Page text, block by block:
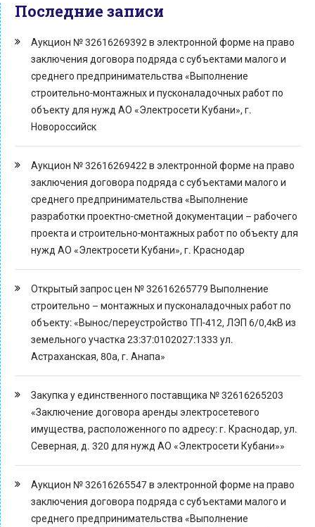
Последние записи
Аукцион № 32616269392 в электронной форме на право
заключения договора подряда с субъектами малого и
среднего предпринимательства «Выполнение
строительно-монтажных и пусконаладочных работ по
объекту для нужд АО «Электросети Кубани», г.
Новороссийск
Аукцион № 32616269422 в электронной форме на право
заключения договора подряда с субъектами малого и
среднего предпринимательства «Выполнение
разработки проектно-сметной документации – рабочего
проекта и строительно-монтажных работ по объекту для
нужд АО «Электросети Кубани», г. Краснодар
Открытый запрос цен № 32616265779 Выполнение
строительно – монтажных и пусконаладочных работ по
объекту: «Вынос/переустройство ТП-412, ЛЭП 6/0,4кВ из
земельного участка 23:37:0102027:1333 ул.
Астраханская, 80а, г. Анапа»
Закупка у единственного поставщика № 32616265203
«Заключение договора аренды электросетевого
имущества, расположенного по адресу: г. Краснодар, ул.
Северная, д. 320 для нужд АО «Электросети Кубани»»
Аукцион № 32616265547 в электронной форме на право
заключения договора подряда с субъектами малого и
среднего предпринимательства «Выполнение